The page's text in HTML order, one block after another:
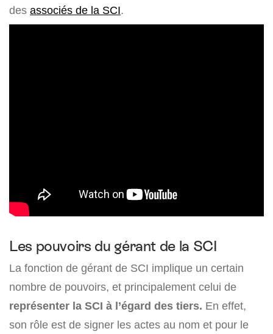
des associés de la SCI.
Les pouvoirs du gérant de la SCI
La fonction de gérant de SCI implique un certain
nombre de pouvoirs, et principalement celui de
représenter la SCI à l’égard des tiers. En effet,
son rôle est de signer les actes au nom et pour le